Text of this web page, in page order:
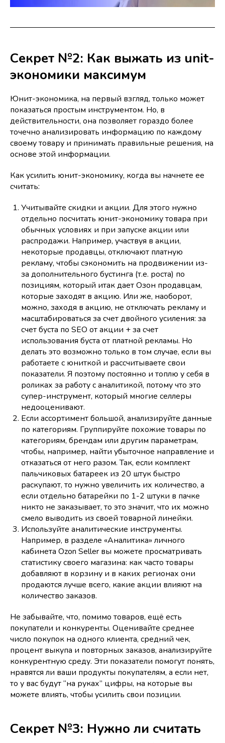
Секрет №2: Как выжать из unit-
экономики максимум
Юнит-экономика, на первый взгляд, только может
показаться простым инструментом. Но, в
действительности, она позволяет гораздо более
точечно анализировать информацию по каждому
своему товару и принимать правильные решения, на
основе этой информации.
Как усилить юнит-экономику, когда вы начнете ее
считать:
Учитывайте скидки и акции. Для этого нужно
отдельно посчитать юнит-экономику товара при
обычных условиях и при запуске акции или
распродажи. Например, участвуя в акции,
некоторые продавцы, отключают платную
рекламу, чтобы сэкономить на продвижении из-
за дополнительного бустинга (т.е. роста) по
позициям, который итак дает Озон продавцам,
которые заходят в акцию. Или же, наоборот,
можно, заходя в акцию, не отключать рекламу и
масштабироваться за счет двойного усиления: за
счет буста по SEO от акции + за счет
использования буста от платной рекламы. Но
делать это возможно только в том случае, если вы
работаете с юниткой и рассчитываете свои
показатели. Я поэтому постоянно и топлю у себя в
роликах за работу с аналитикой, потому что это
супер-инструмент, который многие селлеры
недооценивают.
Если ассортимент большой, анализируйте данные
по категориям. Группируйте похожие товары по
категориям, брендам или другим параметрам,
чтобы, например, найти убыточное направление и
отказаться от него разом. Так, если комплект
пальчиковых батареек из 20 штук быстро
раскупают, то нужно увеличить их количество, а
если отдельно батарейки по 1-2 штуки в пачке
никто не заказывает, то это значит, что их можно
смело выводить из своей товарной линейки.
Используйте аналитические инструменты.
Например, в разделе «Аналитика» личного
кабинета Ozon Seller вы можете просматривать
статистику своего магазина: как часто товары
добавляют в корзину и в каких регионах они
продаются лучше всего, какие акции влияют на
количество заказов.
Не забывайте, что, помимо товаров, ещё есть
покупатели и конкуренты. Оценивайте среднее
число покупок на одного клиента, средний чек,
процент выкупа и повторных заказов, анализируйте
конкурентную среду. Эти показатели помогут понять,
нравятся ли ваши продукты покупателям, а если нет,
то у вас будут “на руках” цифры, на которые вы
можете влиять, чтобы усилить свои позиции.
Секрет №3: Нужно ли считать